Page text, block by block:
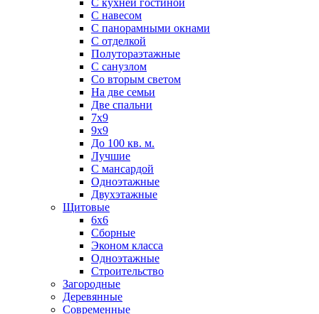
С навесом
С панорамными окнами
С отделкой
Полутораэтажные
С санузлом
Со вторым светом
На две семьи
Две спальни
7х9
9х9
До 100 кв. м.
Лучшие
С мансардой
Одноэтажные
Двухэтажные
Щитовые
6х6
Сборные
Эконом класса
Одноэтажные
Строительство
Загородные
Деревянные
Современные